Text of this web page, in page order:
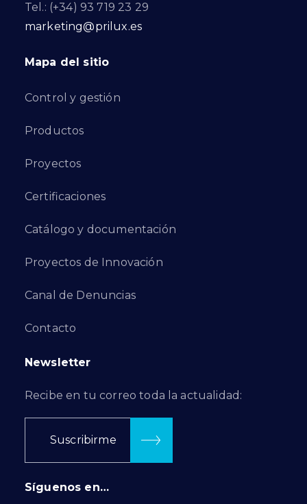
Tel.: (+34) 93 719 23 29
marketing@prilux.es
Mapa del sitio
Control y gestión
Productos
Proyectos
Certificaciones
Catálogo y documentación
Proyectos de Innovación
Canal de Denuncias
Contacto
Newsletter
Recibe en tu correo toda la actualidad:
Suscribirme
Síguenos en…